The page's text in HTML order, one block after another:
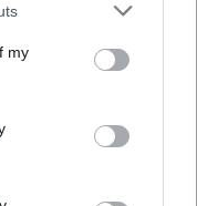
by us to third parties
one or more Google
including but
You may click to
third-party tags to
my